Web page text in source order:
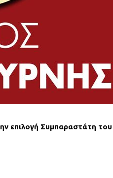
επιλογή Συμπαραστάτη